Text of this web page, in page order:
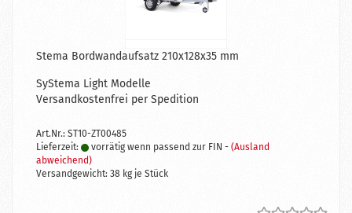
Stema Bordwandaufsatz 210x128x35 mm
SyStema Light Modelle
Versandkostenfrei per Spedition
Art.Nr.: ST10-ZT00485
Lieferzeit:
vorrätig wenn passend zur FIN - (Ausland
abweichend)
Versandgewicht: 38 kg je Stück